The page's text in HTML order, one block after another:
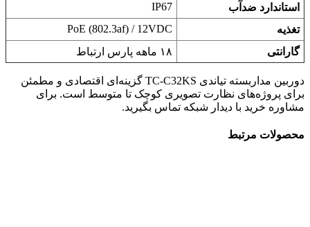
استاندارد ضدآب
IP67
تغذیه
PoE (802.3af) / 12VDC
گارانتی
۱۸ ماهه پارس ارتباط
دوربین مداربسته تیاندی TC-C32KS گزینه‌ای اقتصادی و مطمئن
برای پروژه‌های نظارت تصویری کوچک تا متوسط است. برای
مشاوره خرید با دیدار شبکه تماس بگیرید.
محصولات مرتبط